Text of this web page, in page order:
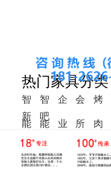
热门家具分类
智
能
火
智
能
调
企
业
会
所
家
烤
肉
桌
新
中
式
吧
椅